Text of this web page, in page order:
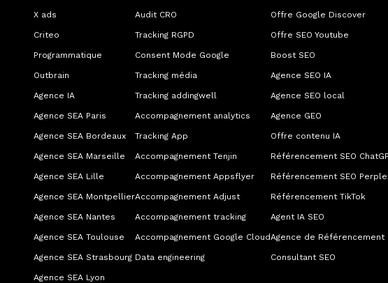
X ads
Criteo
Programmatique
Outbrain
Agence IA
Agence SEA Paris
Agence SEA Bordeaux
Agence SEA Marseille
Agence SEA Lille
Agence SEA Montpellier
Agence SEA Nantes
Agence SEA Toulouse
Agence SEA Strasbourg
Agence SEA Lyon
Audit CRO
Tracking RGPD
Consent Mode Google
Tracking média
Tracking addingwell
Accompagnement analytics
Tracking App
Accompagnement Tenjin
Accompagnement Appsflyer
Accompagnement Adjust
Accompagnement tracking
Accompagnement Google Cloud
Data engineering
Offre Google Discover
Offre SEO Youtube
Boost SEO
Agence SEO IA
Agence SEO local
Agence GEO
Offre contenu IA
Référencement SEO
Référencement SEO
Référencement TikTok
Agent IA SEO
Agence de Référencement
Consultant SEO